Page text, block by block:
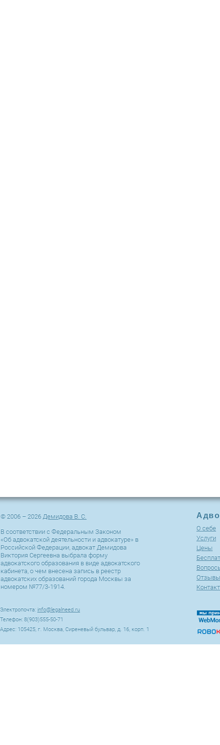
© 2006 – 2026Демидова В. С.
В соответствии с Федеральным Законом
«Об адвокатской деятельности и адвокатуре» в
Российской Федерации, адвокат Демидова
Виктория Сергеевна выбрала форму
адвокатского образования в виде адвокатского
кабинета, о чем внесена запись в реестр
адвокатских образований города Москвы за
номером №77/3-1914.
Электропочта: info@legalneed.ru
Телефон: 8(903)555-50-71
Адрес: 105425, г. Москва, Сиреневый бульвар, д. 16, корп. 1
О себе
Услуги
Цены
Отзывы